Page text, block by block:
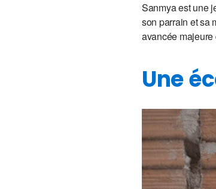
Sanmya est une
son parrain et sa
avancée majeure
Une